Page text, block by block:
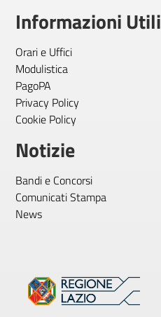
Informazioni Utili
Orari e Uffici
Modulistica
PagoPA
Privacy Policy
Cookie Policy
Notizie
Bandi e Concorsi
Comunicati Stampa
News